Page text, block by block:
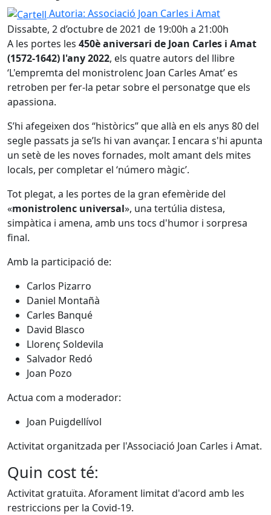
Cartell
Autoria: Associació Joan Carles i Amat
Dissabte, 2 d’octubre de 2021 de 19:00h a 21:00h
A les portes les 450è aniversari de Joan Carles i Amat
(1572-1642) l'any 2022, els quatre autors del llibre
‘L'empremta del monistrolenc Joan Carles Amat’ es
retroben per fer-la petar sobre el personatge que els
apassiona.
S’hi afegeixen dos “històrics” que allà en els anys 80 del
segle passats ja se’ls hi van avançar. I encara s'hi apunta
un setè de les noves fornades, molt amant dels mites
locals, per completar el ‘número màgic’.
Tot plegat, a les portes de la gran efemèride del
«monistrolenc universal», una tertúlia distesa,
simpàtica i amena, amb uns tocs d'humor i sorpresa
final.
Amb la participació de:
Carlos Pizarro
Daniel Montañà
Carles Banqué
David Blasco
Llorenç Soldevila
Salvador Redó
Joan Pozo
Actua com a moderador:
Joan Puigdellívol
Activitat organitzada per l'Associació Joan Carles i Amat.
Quin cost té:
Activitat gratuïta. Aforament limitat d'acord amb les
restriccions per la Covid-19.